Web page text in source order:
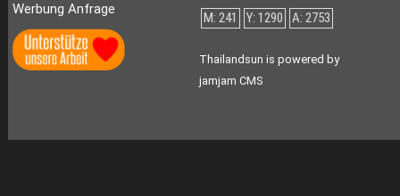
Werbung Anfrage
M: 241 Y: 1290 A: 2753
Thailandsun is powered by
jamjam CMS